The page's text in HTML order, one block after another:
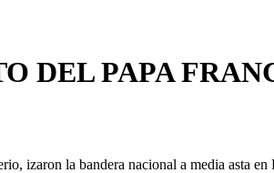
DEL PAPA
izaron la bandera nacional a media asta